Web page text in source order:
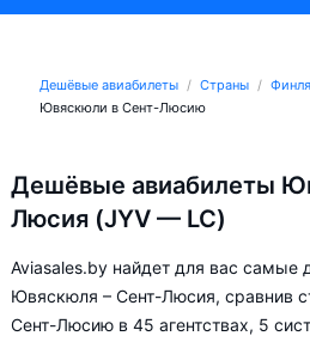
Дешёвые авиабилеты Страны
Ювяскюли в Сент-Люсию
Дешёвые авиабилеты
Люсия (JYV — LC)
Aviasales.by найдет для вас самые
Ювяскюля – Сент-Люсия, сравнив
Сент-Люсию в 45 агентствах, 5